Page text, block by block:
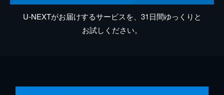
U-NEXTがお届けするサービスを、31日間ゆっくりと
お試しください。